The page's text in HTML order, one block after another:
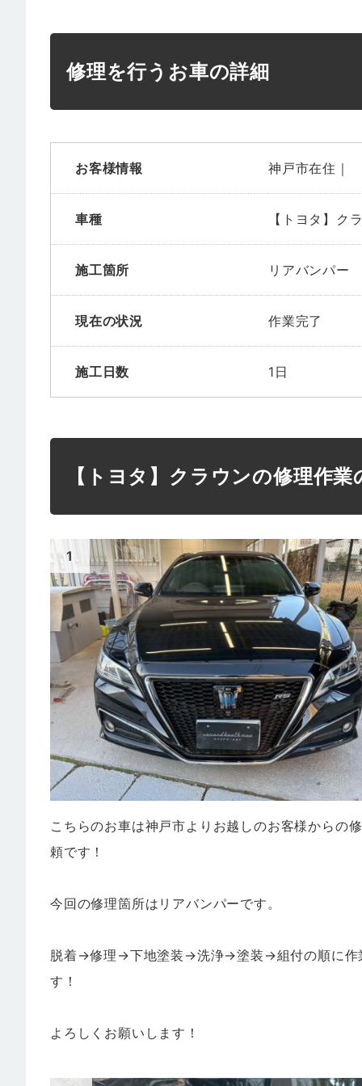
修理を行うお車の詳細
お客様情報 神戸市在住｜
車種 【トヨタ】ク
施工箇所 リアバンパー
現在の状況 作業完了
施工日数 1日
【トヨタ】クラウンの修理作業
こちらのお車は神戸市よりお越しのお客様からの
頼です！
今回の修理箇所はリアバンパーです。
脱着→修理→下地塗装→洗浄→塗装→組付の順に作
す！
よろしくお願いします！